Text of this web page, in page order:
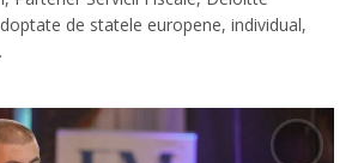
de statele europene, individual,